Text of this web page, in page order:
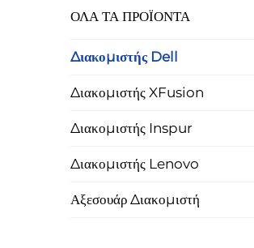
ΟΛΑ ΤΑ ΠΡΟΪΟΝΤΑ
Διακομιστής Dell
Διακομιστής XFusion
Διακομιστής Inspur
Διακομιστής Lenovo
Αξεσουάρ Διακομιστή